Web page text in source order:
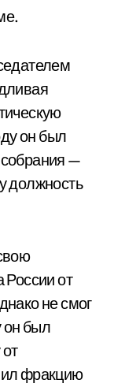
он был
—
должность
России от
не смог
он был
фракцию